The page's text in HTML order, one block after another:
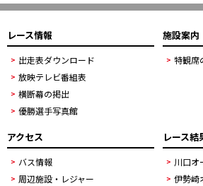
レース情報
出走表ダウンロード
放映テレビ番組表
横断幕の掲出
優勝選手写真館
施設案内
特観席
アクセス
バス情報
周辺施設・レジャー
レース
川口オ
伊勢崎